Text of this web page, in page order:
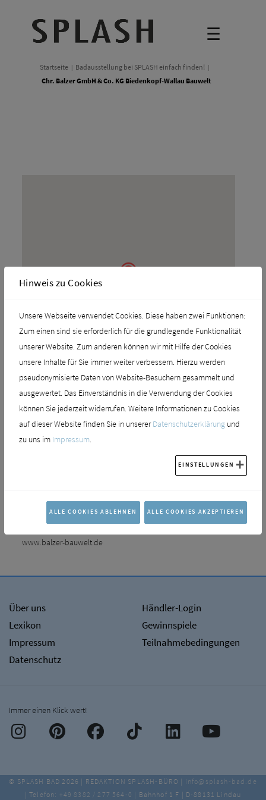
☰
Startseite
Badausstellung bei SPLASH einfach finden!
Chr. Balzer GmbH & Co. KG Biedenkopf-Wallau Bauwelt
+49 6461 804-24
www.balzer-bauwelt.de
Über uns
Lexikon
Impressum
Datenschutz
Händler-Login
Gewinnspiele
Teilnahmebedingungen
Immer einen Klick wert!
© SPLASH BAD 2026 | REDAKTION SPLASH-BÜRO | info@splash-bad.de
| Telefon: +49 8382 / 277 564-0 | Bahnhof 1 F | D-88131 Lindau
Hinweis zu Cookies
Unsere Webseite verwendet Cookies. Diese haben zwei Funktionen:
Zum einen sind sie erforderlich für die grundlegende Funktionalität
unserer Website. Zum anderen können wir mit Hilfe der Cookies
unsere Inhalte für Sie immer weiter verbessern. Hierzu werden
pseudonymisierte Daten von Website-Besuchern gesammelt und
ausgewertet. Das Einverständnis in die Verwendung der Cookies
können Sie jederzeit widerrufen. Weitere Informationen zu Cookies
auf dieser Website finden Sie in unsererDatenschutzerklärungund
zu uns im Impressum.
EINSTELLUNGEN
ALLE COOKIES ABLEHNEN ALLE COOKIES AKZEPTIEREN